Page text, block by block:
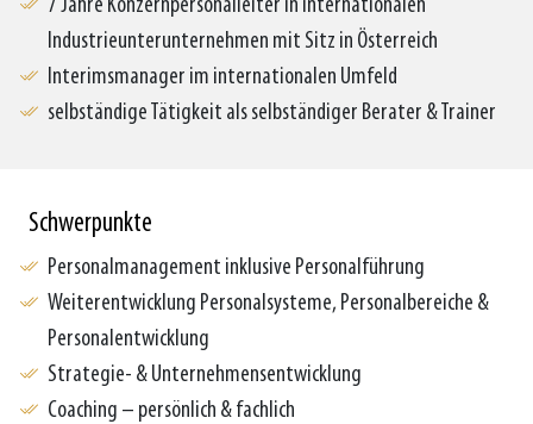
7 Jahre Konzernpersonalleiter in internationalen
Industrieunterunternehmen mit Sitz in Österreich
Interimsmanager im internationalen Umfeld
selbständige Tätigkeit als selbständiger Berater & Trainer
Schwerpunkte
Personalmanagement inklusive Personalführung
Weiterentwicklung Personalsysteme, Personalbereiche &
Personalentwicklung
Strategie- & Unternehmensentwicklung
Coaching – persönlich & fachlich